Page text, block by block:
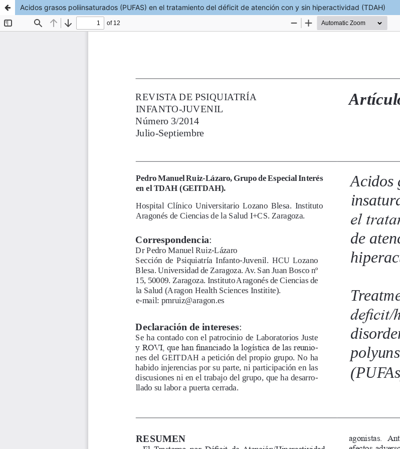
Acidos grasos poliinsaturados (PUFAS) en el tratamiento del déficit de atención con y sin hiperactividad (TDAH)